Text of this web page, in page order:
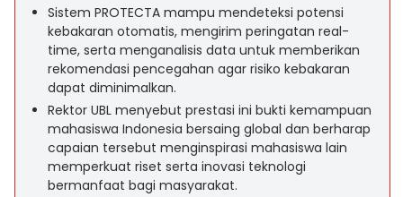
Sistem PROTECTA mampu mendeteksi potensi
kebakaran otomatis, mengirim peringatan real-
time, serta menganalisis data untuk memberikan
rekomendasi pencegahan agar risiko kebakaran
dapat diminimalkan.
Rektor UBL menyebut prestasi ini bukti kemampuan
mahasiswa Indonesia bersaing global dan berharap
capaian tersebut menginspirasi mahasiswa lain
memperkuat riset serta inovasi teknologi
bermanfaat bagi masyarakat.